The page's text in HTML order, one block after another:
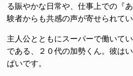
る賑やかな日常や、仕事上での『
験者からも共感の声が寄せられてい
主人公とともにスーパーで働いて
である、２０代の加勢くん。彼は
ぱいです。